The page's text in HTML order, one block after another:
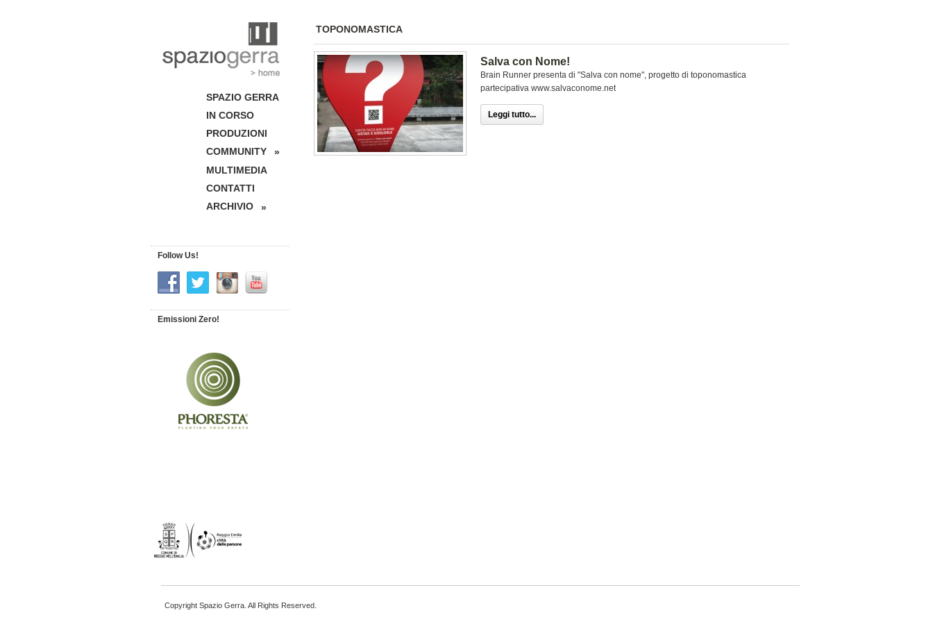
TOPONOMASTICA
Salva con Nome!
Brain Runner presenta di "Salva con nome", progetto di toponomastica
partecipativa www.salvaconome.net
Leggi tutto...
SPAZIO GERRA
IN CORSO
PRODUZIONI
COMMUNITY
»
MULTIMEDIA
CONTATTI
ARCHIVIO
»
Follow Us!
Emissioni Zero!
Copyright Spazio Gerra. All Rights Reserved.